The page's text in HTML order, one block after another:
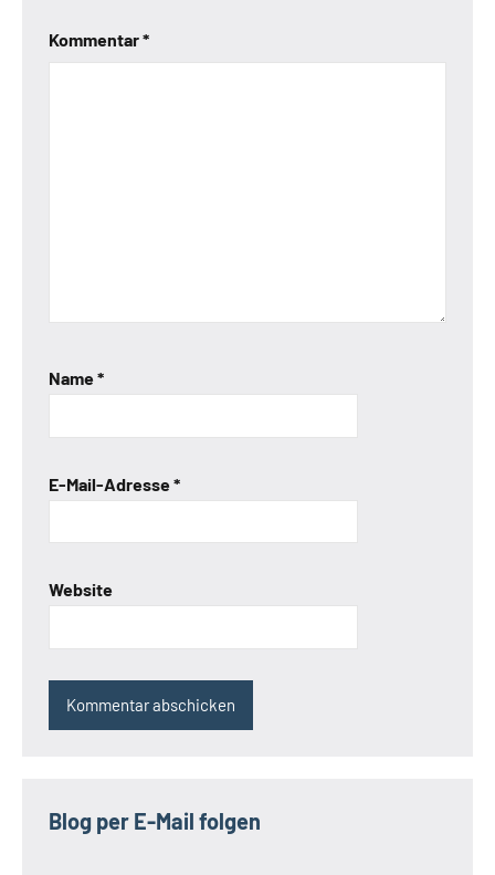
Kommentar*
Name*
E-Mail-Adresse*
Website
Blog per E-Mail folgen